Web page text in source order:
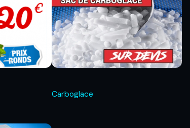
Carboglace